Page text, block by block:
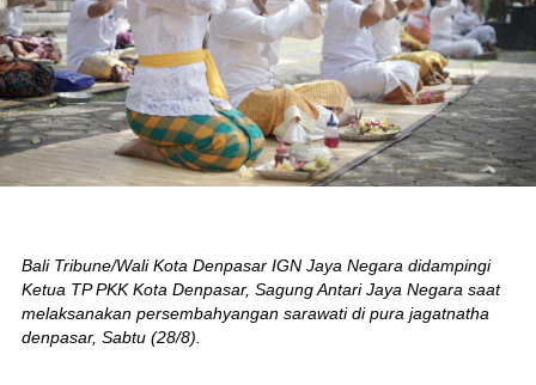
Bali Tribune/Wali Kota Denpasar IGN Jaya Negara didampingi
Ketua TP PKK Kota Denpasar, Sagung Antari Jaya Negara saat
melaksanakan persembahyangan sarawati di pura jagatnatha
denpasar, Sabtu (28/8).